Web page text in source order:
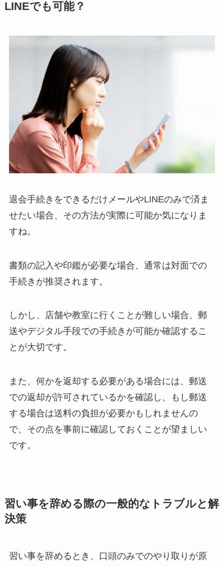
LINEでも可能？
退会手続きをできるだけメールやLINEのみで済ま
せたい場合、その方法が実際に可能か気になりま
すね。
書類の記入や印鑑が必要な場合、通常は対面での
手続きが推奨されます。
しかし、店舗や教室に行くことが難しい場合、郵
送やデジタル手段での手続きが可能か確認するこ
とが大切です。
また、何かを返却する必要がある場合には、郵送
での返却が許可されているかを確認し、もし郵送
する場合は送料の負担が必要かもしれませんの
で、その点を事前に確認しておくことが望ましい
です。
習い事を辞める際の一般的なトラブルと解
決策
習い事を辞めるとき、口頭のみでのやり取りが原